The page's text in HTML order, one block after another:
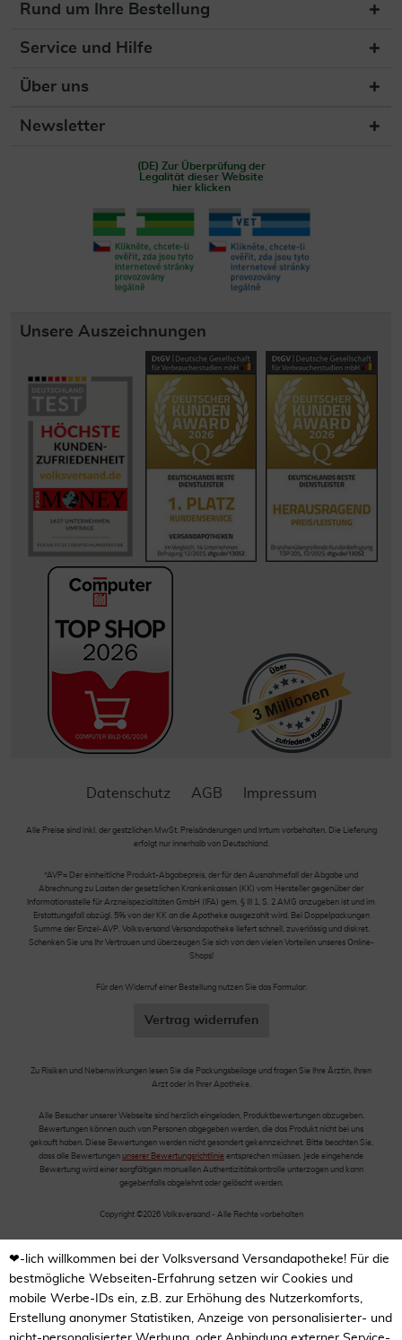
Rund um Ihre Bestellung
Service und Hilfe
Über uns
Newsletter
(DE) Zur Überprüfung der
Legalität dieser Website
hier klicken
Unsere Auszeichnungen
Datenschutz AGB Impressum
Alle Preise sind inkl. der gestzlichen MwSt. Preisänderungen und Irrtum vorbehalten. Die Lieferung
erfolgt nur innerhalb von Deutschland.
*AVP= Der einheitliche Produkt-Abgabepreis, der für den Ausnahmefall der Abgabe und
Abrechnung zu Lasten der gesetzlichen Krankenkassen (KK) vom Hersteller gegenüber der
Informationsstelle für Arzneispezialitäten GmbH (IFA) gem. § III 1, S. 2 AMG anzugeben ist und im
Erstattungsfall abzügl. 5% von der KK an die Apotheke ausgezahlt wird. Bei Doppelpackungen
Summe der Einzel-AVP. Volksversand Versandapotheke liefert schnell, zuverlässig und diskret.
Schenken Sie uns Ihr Vertrauen und überzeugen Sie sich von den vielen Vorteilen unseres Online-
Shops!
Für den Widerruf einer Bestellung nutzen Sie das Formular:
Vertrag widerrufen
Zu Risiken und Nebenwirkungen lesen Sie die Packungsbeilage und fragen Sie Ihre Ärztin, Ihren
Arzt oder in Ihrer Apotheke.
Alle Besucher unserer Webseite sind herzlich eingeladen, Produktbewertungen abzugeben.
Bewertungen können auch von Personen abgegeben werden, die das Produkt nicht bei uns
gekauft haben. Diese Bewertungen werden nicht gesondert gekennzeichnet. Bitte beachten Sie,
dass alle Bewertungen unserer Bewertungsrichtlinie entsprechen müssen. Jede eingehende
Bewertung wird einer sorgfältigen manuellen Authentizitätskontrolle unterzogen und kann
gegebenfalls abgelehnt oder gelöscht werden.
Copyright ©2026 Volksversand - Alle Rechte vorbehalten
❤-lich willkommen bei der Volksversand Versandapotheke! Für die
bestmögliche Webseiten-Erfahrung setzen wir Cookies und
mobile Werbe-IDs ein, z.B. zur Erhöhung des Nutzerkomforts,
Erstellung anonymer Statistiken, Anzeige von personalisierter- und